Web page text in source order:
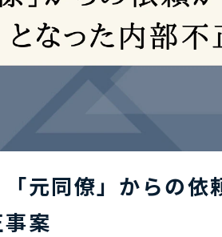
「元同僚」からの
案